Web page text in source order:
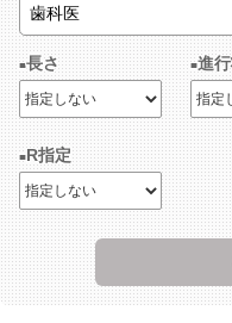
長さ 進
R指定